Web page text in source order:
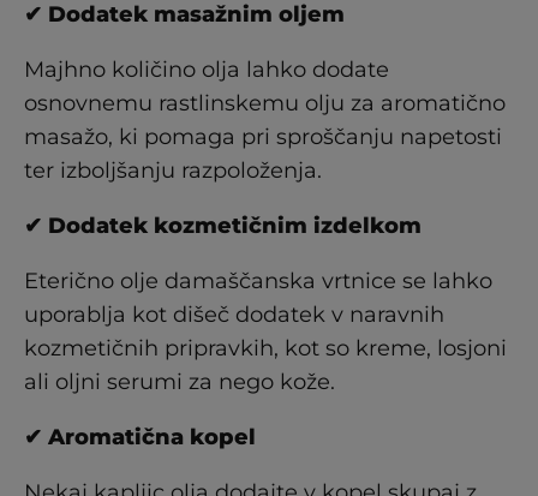
✔ Dodatek masažnim oljem
Majhno količino olja lahko dodate
osnovnemu rastlinskemu olju za aromatično
masažo, ki pomaga pri sproščanju napetosti
ter izboljšanju razpoloženja.
✔ Dodatek kozmetičnim izdelkom
Eterično olje damaščanska vrtnice se lahko
uporablja kot dišeč dodatek v naravnih
kozmetičnih pripravkih, kot so kreme, losjoni
ali oljni serumi za nego kože.
✔ Aromatična kopel